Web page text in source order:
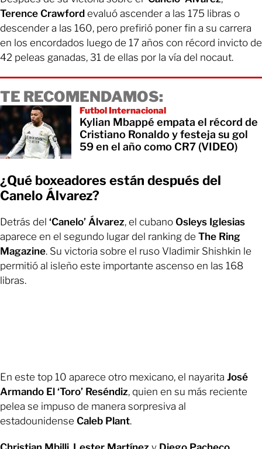
Terence Crawford evaluó ascender a las 175 libras o
descender a las 160, pero prefirió poner fin a su carrera
en los encordados luego de 17 años con récord invicto de
42 peleas ganadas, 31 de ellas por la vía del nocaut.
TE RECOMENDAMOS:
Futbol Internacional
Kylian Mbappé empata el récord de
Cristiano Ronaldo y festeja su gol
59 en el año como CR7 (VIDEO)
¿Qué boxeadores están después del
Canelo Álvarez?
Detrás del ‘Canelo’ Álvarez, el cubano Osleys Iglesias
aparece en el segundo lugar del ranking de The Ring
Magazine. Su victoria sobre el ruso Vladimir Shishkin le
permitió al isleño este importante ascenso en las 168
libras.
En este top 10 aparece otro mexicano, el nayarita José
Armando El ‘Toro’ Reséndiz, quien en su más reciente
pelea se impuso de manera sorpresiva al
estadounidense Caleb Plant.